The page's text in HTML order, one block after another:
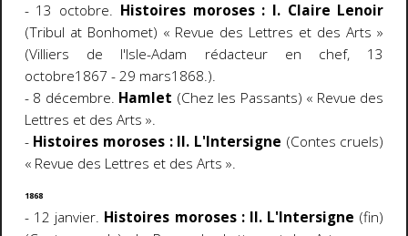
- 13 octobre. Histoires moroses : I. Claire Lenoir
(Tribul at Bonhomet) « Revue des Lettres et des Arts »
(Villiers de l'Isle-Adam rédacteur en chef, 13
octobre1867 - 29 mars1868.).
- 8 décembre. Hamlet (Chez les Passants) « Revue des
Lettres et des Arts ».
- Histoires moroses : II. L'Intersigne (Contes cruels)
« Revue des Lettres et des Arts ».
1868
- 12 janvier. Histoires moroses : II. L'Intersigne (fin)